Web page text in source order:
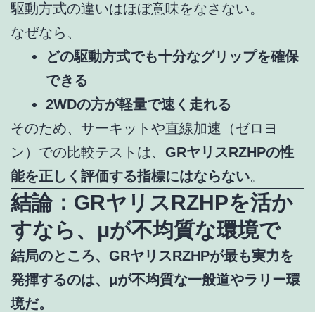
駆動方式の違いはほぼ意味をなさない。
なぜなら、
どの駆動方式でも十分なグリップを確保
できる
2WDの方が軽量で速く走れる
そのため、サーキットや直線加速（ゼロヨ
ン）での比較テストは、 GRヤリスRZHPの性
能を正しく評価する指標にはならない。
結論：GRヤリスRZHPを活か
すなら、μが不均質な環境で
結局のところ、GRヤリスRZHPが最も実力を
発揮するのは、μが不均質な一般道やラリー環
境だ。